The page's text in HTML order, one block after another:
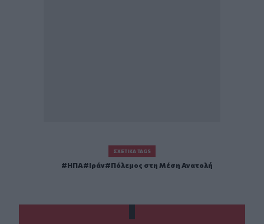
ΣΧΕΤΙΚΆ TAGS
ΗΠΑ Ιράν Πόλεμος στη Μέση Ανατολή